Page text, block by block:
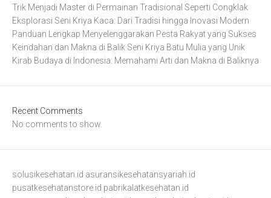
Trik Menjadi Master di Permainan Tradisional Seperti Congklak
Eksplorasi Seni Kriya Kaca: Dari Tradisi hingga Inovasi Modern
Panduan Lengkap Menyelenggarakan Pesta Rakyat yang Sukses
Keindahan dan Makna di Balik Seni Kriya Batu Mulia yang Unik
Kirab Budaya di Indonesia: Memahami Arti dan Makna di Baliknya
Recent Comments
No comments to show.
solusikesehatan.id asuransikesehatansyariah.id
pusatkesehatanstore.id pabrikalatkesehatan.id